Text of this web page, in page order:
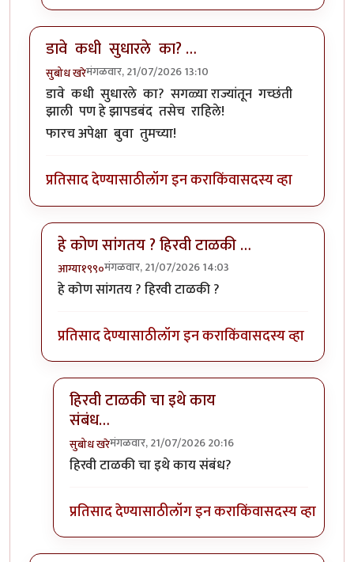
डावे कधी सुधारले का? …
सुबोध खरेमंगळवार, 21/07/2026 13:10
डावे कधी सुधारले का? सगळ्या राज्यांतून गच्छंती
झाली पण हे झापडबंद तसेच राहिले!
फारच अपेक्षा बुवा तुमच्या!
प्रतिसाद देण्यासाठीलॉग इन कराकिंवासदस्य व्हा
हे कोण सांगतय ? हिरवी टाळकी …
आग्या१९९०मंगळवार, 21/07/2026 14:03
In reply toडावे कधी सुधारले का? …
हे कोण सांगतय ? हिरवी टाळकी ?
प्रतिसाद देण्यासाठीलॉग इन कराकिंवासदस्य व्हा
हिरवी टाळकी चा इथे काय
संबंध…
सुबोध खरेमंगळवार, 21/07/2026 20:16
In reply toहे कोण सांगतय ? हिरवी टाळकी …
हिरवी टाळकी चा इथे काय संबंध?
प्रतिसाद देण्यासाठीलॉग इन कराकिंवासदस्य व्हा